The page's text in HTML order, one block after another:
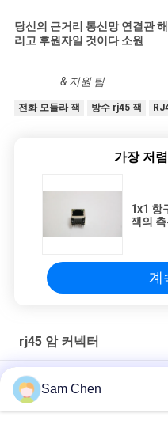
당신의 근거리 통신망 연결관
리고 후원자일 것이다 소원
& 지원 팀
전화 모듈라 잭 방수 rj45 잭
가장 저
1x1 항
잭의
계
rj45 암 커넥터
4 항구 RJ45 8P8C 여성 잭 보
침몰 격판덮개 H 8.6mm 까만
Sam Chen